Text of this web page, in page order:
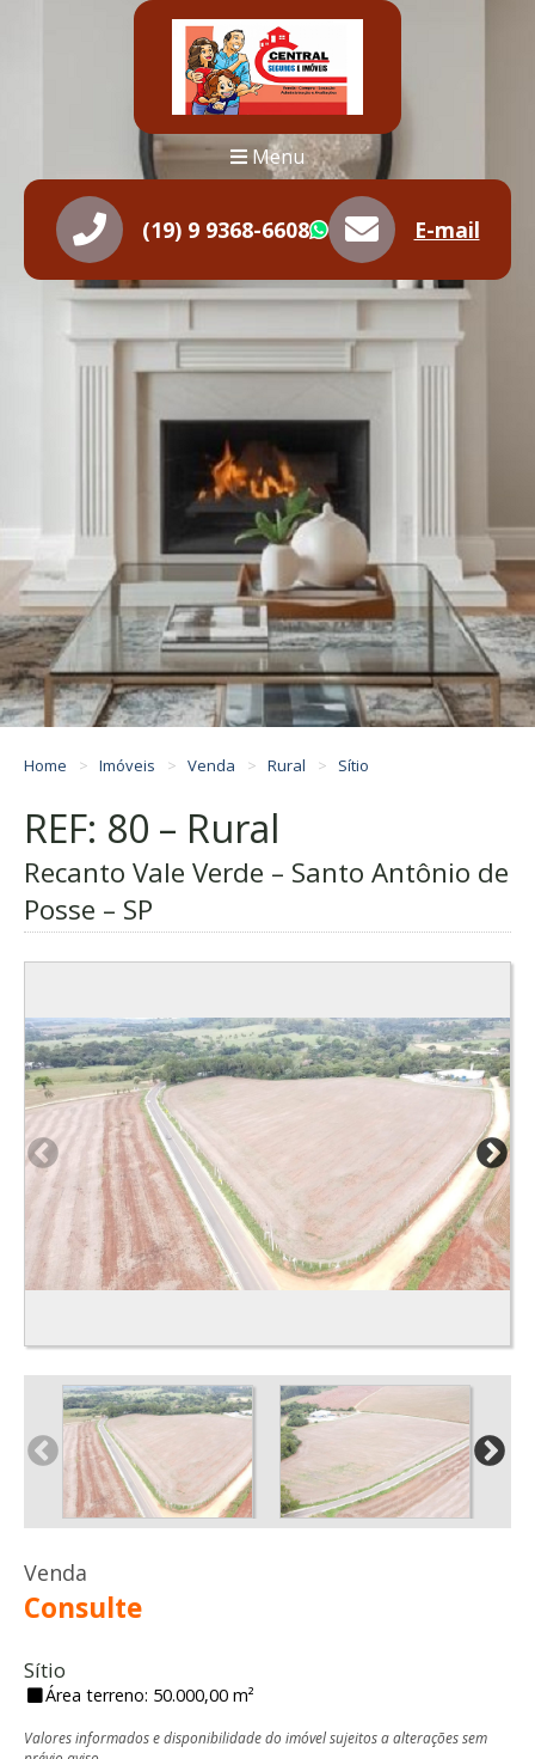
Menu
(19) 9 9368-6608 WhatsApp
E-mail
Home Imóveis Venda Rural Sítio
REF: 80 – Rural
Recanto Vale Verde – Santo Antônio de
Posse – SP
Venda
Consulte
Sítio
Área terreno: 50.000,00 m²
Valores informados e disponibilidade do imóvel sujeitos a alterações sem